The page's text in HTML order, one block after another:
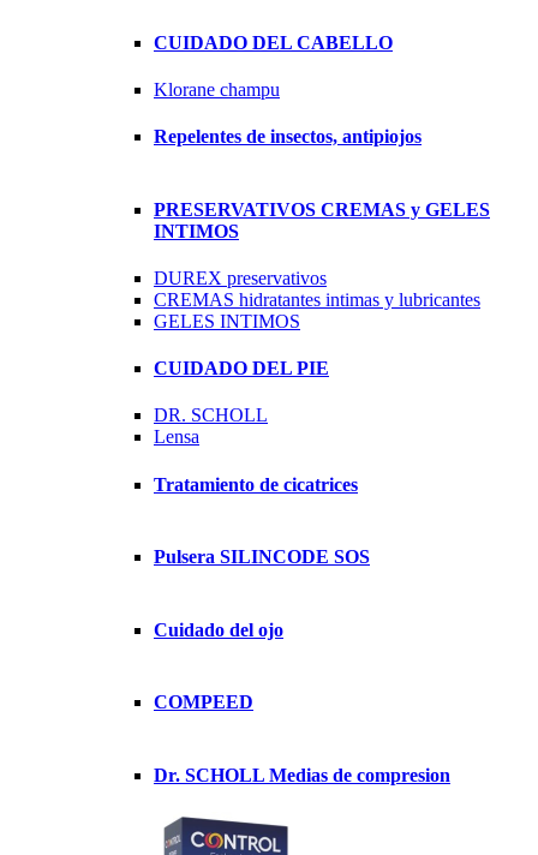
CUIDADO DEL CABELLO
Klorane champu
Repelentes de insectos, antipiojos
PRESERVATIVOS CREMAS y GELES
INTIMOS
DUREX preservativos
CREMAS hidratantes intimas y lubricantes
GELES INTIMOS
CUIDADO DEL PIE
DR. SCHOLL
Lensa
Tratamiento de cicatrices
Pulsera SILINCODE SOS
Cuidado del ojo
COMPEED
Dr. SCHOLL Medias de compresion